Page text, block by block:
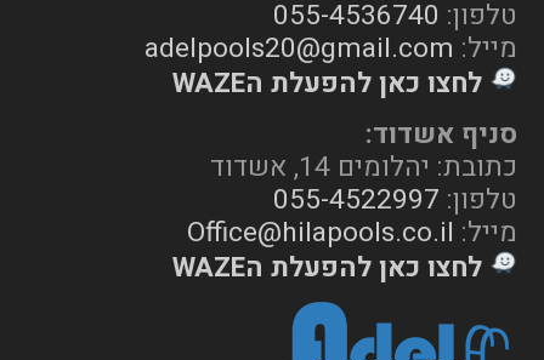
טלפון: 055-4536740
מייל: adelpools20@gmail.com
לחצו כאן להפעלת הWAZE
סניף אשדוד:
כתובת: יהלומים 14, אשדוד
טלפון: 055-4522997
מייל: Office@hilapools.co.il
לחצו כאן להפעלת הWAZE